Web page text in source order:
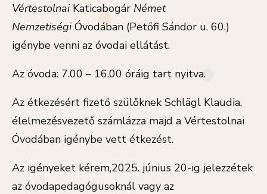
VértestolnaiKaticabogár Német
NemzetiségiÓvodában (Petőfi Sándor u. 60.)
igénybe venni az óvodai ellátást.
Az óvoda: 7.00 – 16.00 óráig tart nyitva.
Az étkezésért fizető szülőknek Schlägl Klaudia,
élelmezésvezető számlázza majd a Vértestolnai
Óvodában igénybe vett étkezést.
Az igényeket kérem,2025. június 20-ig jelezzétek
az óvodapedagógusoknál vagy az